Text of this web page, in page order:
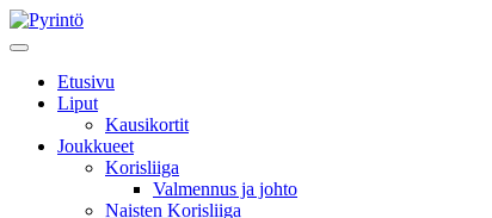
Etusivu
Liput
Kausikortit
Joukkueet
Korisliiga
Valmennus ja johto
Naisten Korisliiga